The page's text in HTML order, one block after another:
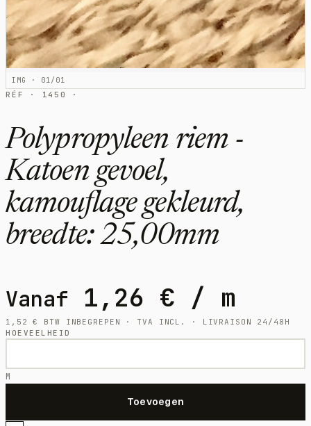
IMG · 01/01
RÉF · 1450 ·
Polypropyleen riem -
Katoen gevoel,
kamouflage gekleurd,
breedte: 25,00mm
Vanaf 1,26 € / m
1,52€
BTW INBEGREPEN · TVA INCL. · LIVRAISON 24/48H
HOEVEELHEID
M